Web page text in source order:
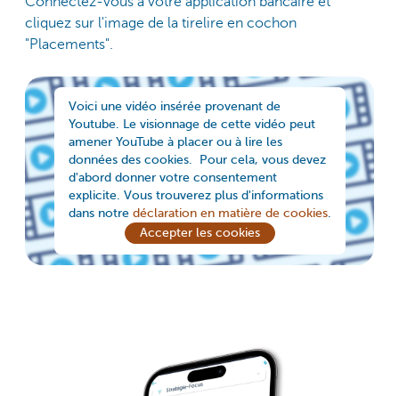
cliquez sur l'image de la tirelire en cochon
"Placements".
Voici une vidéo insérée provenant de
Youtube. Le visionnage de cette vidéo peut
amener YouTube à placer ou à lire les
données des cookies. Pour cela, vous devez
d'abord donner votre consentement
explicite. Vous trouverez plus d'informations
dans notre déclaration en matière de cookies.
Accepter les cookies